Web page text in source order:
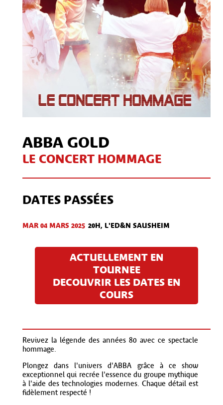
ABBA GOLD
LE CONCERT HOMMAGE
DATES PASSÉES
MAR 04 MARS 2025 20H, L'ED&N SAUSHEIM
ACTUELLEMENT EN
TOURNEE
DECOUVRIR LES DATES EN
COURS
Revivez la légende des années 80 avec ce spectacle
hommage.
Plongez dans l'univers d'ABBA grâce à ce show
exceptionnel qui recrée l'essence du groupe mythique
à l'aide des technologies modernes. Chaque détail est
fidèlement respecté !